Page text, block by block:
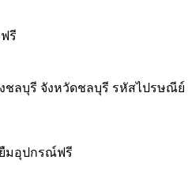
รี
งชลบุรี จังหวัดชลบุรี รหัสไปรษณี
ยืมอุปกรณ์ฟรี